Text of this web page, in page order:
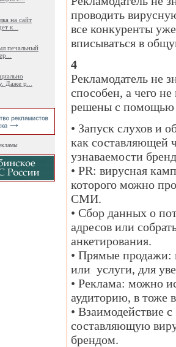
на сайт
к
печальный
Даже р
проводить
все конкуренты
вписываться в
4
Рекламодатель не
способен, а чего
решены с помощью
• Запуск слухов и
как составляющей
узнаваемости
• PR: вирусная
которого можно
СМИ.
• Сбор данных о
адресов или
анкетирования.
• Прямые продажи:
или услуги, для
• Реклама: можно
аудиторию, в тоже
• Взаимодействие
составляющую
брендом.